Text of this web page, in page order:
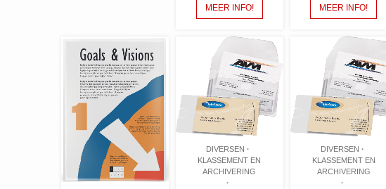
MEER INFO! MEER INFO!
DIVERSEN
KLASSEMENT EN
ARCHIVERING
DIVERSEN
KLASSEMENT EN
ARCHIVERING